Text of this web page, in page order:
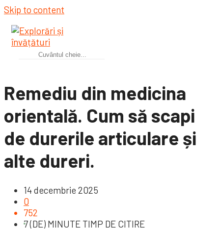
Skip to content
Remediu din medicina
orientală. Cum să scapi
de durerile articulare și
alte dureri.
14 decembrie 2025
0
752
7 (DE) MINUTE TIMP DE CITIRE